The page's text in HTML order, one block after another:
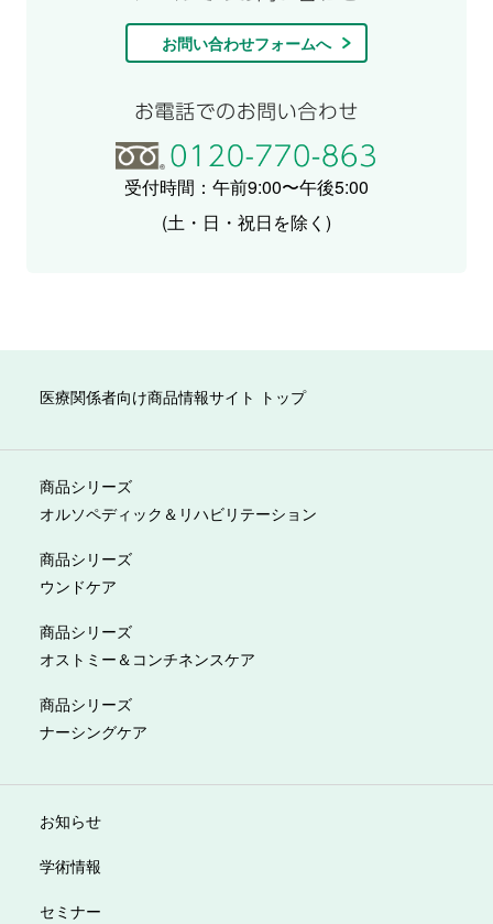
お問い合わせフォームへ
受付時間：午前9:00〜午後5:00
(土・日・祝日を除く)
医療関係者向け商品情報サイト トップ
商品シリーズ
オルソペディック＆リハビリテーション
商品シリーズ
ウンドケア
商品シリーズ
オストミー＆コンチネンスケア
商品シリーズ
ナーシングケア
お知らせ
学術情報
セミナー